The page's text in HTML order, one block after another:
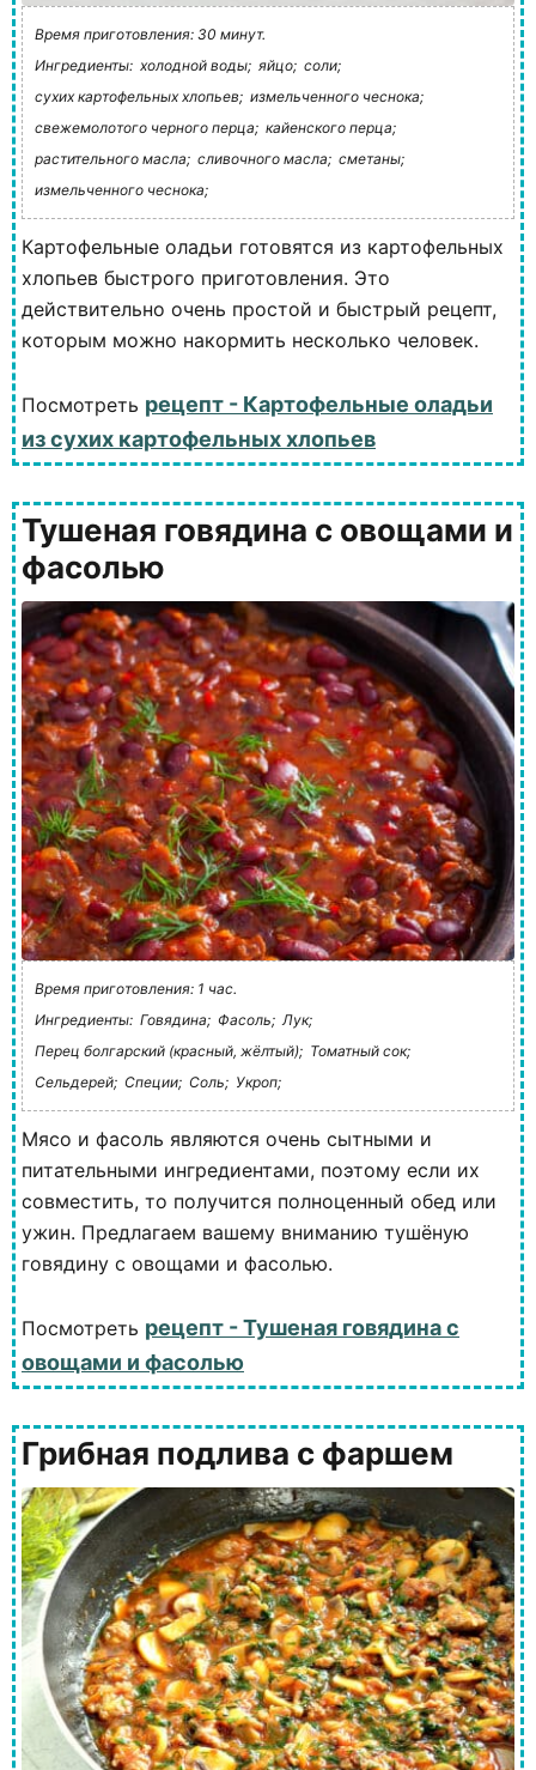
Время приготовления: 30 минут.
Ингредиенты: холодной воды; яйцо; соли;
сухих картофельных хлопьев; измельченного чеснока;
свежемолотого черного перца; кайенского перца;
растительного масла; сливочного масла; сметаны;
измельченного чеснока;
Картофельные оладьи готовятся из картофельных
хлопьев быстрого приготовления. Это
действительно очень простой и быстрый рецепт,
которым можно накормить несколько человек.
Посмотреть рецепт - Картофельные оладьи
из сухих картофельных хлопьев
Тушеная говядина с овощами и
фасолью
Время приготовления: 1 час.
Ингредиенты: Говядина; Фасоль; Лук;
Перец болгарский (красный, жёлтый); Томатный сок;
Сельдерей; Специи; Соль; Укроп;
Мясо и фасоль являются очень сытными и
питательными ингредиентами, поэтому если их
совместить, то получится полноценный обед или
ужин. Предлагаем вашему вниманию тушёную
говядину с овощами и фасолью.
Посмотреть рецепт - Тушеная говядина с
овощами и фасолью
Грибная подлива с фаршем